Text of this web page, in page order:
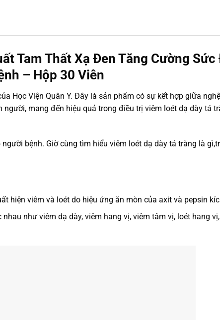
Tam Thất Xạ ĐenTăng Cường
– Hộp 30 Viên
Học Viện Quân Y. Đây là sản phẩm có sự kết hợp giữa
mang đến hiệu quả trong điều trị viêm loét dạ dày tá
bệnh. Giờ cùng tìm hiểu viêm loét dạ dày tá tràng là
hiện viêm và loét do hiệu ứng ăn mòn của axit và pepsin
như viêm dạ dày, viêm hang vị, viêm tâm vị, loét hang